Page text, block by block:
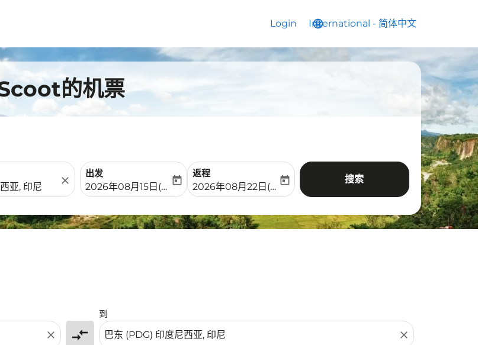
Login language
International - 简体中文
keyboard_arrow_down
的机票
close
出发
fc-booking-departure-date-aria-label
2026年08月15日(周六)
today
返程
fc-booking-return-date-aria-label
2026年08月22日(周六)
today 搜索
close compare_arrows
到
close